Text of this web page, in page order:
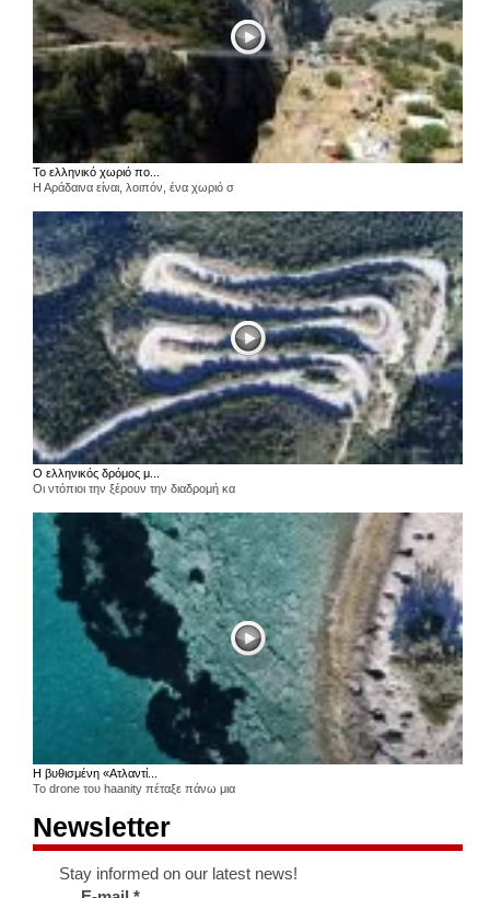
Το ελληνικό χωριό πο...
Η Αράδαινα είναι, λοιπόν, ένα χωριό σ
Ο ελληνικός δρόμος μ...
Οι ντόπιοι την ξέρουν την διαδρομή κα
Η βυθισμένη «Ατλαντί...
Το drone του haanity πέταξε πάνω μια
Newsletter
Stay informed on our latest news!